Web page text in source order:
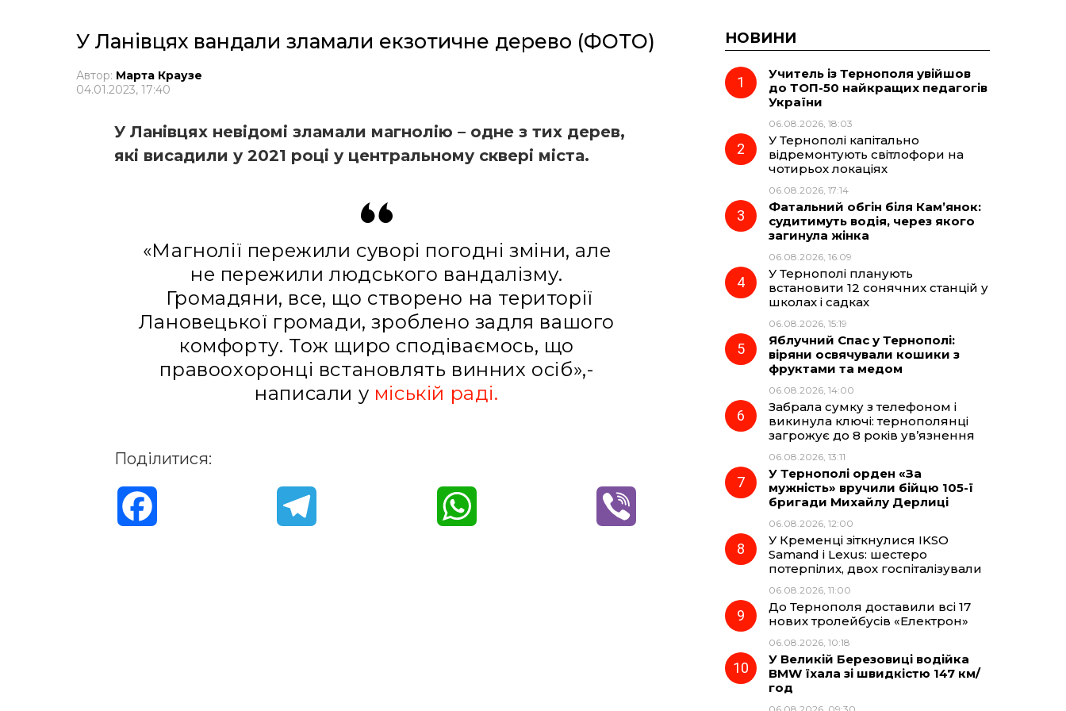
У Ланівцях вандали зламали екзотичне дерево (ФОТО)
Автор: Марта Краузе
04.01.2023, 17:40
У Ланівцях невідомі зламали магнолію – одне з тих дерев,
які висадили у 2021 році у центральному сквері міста.
«Магнолії пережили суворі погодні зміни, але
не пережили людського вандалізму.
Громадяни, все, що створено на території
Лановецької громади, зроблено задля вашого
комфорту. Тож щиро сподіваємось, що
правоохоронці встановлять винних осіб»,-
написали у міській раді.
Поділитися:
НОВИНИ
Учитель із Тернополя увійшов
до ТОП-50 найкращих педагогів
України
06.08.2026, 18:03
У Тернополі капітально
відремонтують світлофори на
чотирьох локаціях
06.08.2026, 17:14
Фатальний обгін біля Кам’янок:
судитимуть водія, через якого
загинула жінка
06.08.2026, 16:09
У Тернополі планують
встановити 12 сонячних станцій у
школах і садках
06.08.2026, 15:19
Яблучний Спас у Тернополі:
віряни освячували кошики з
фруктами та медом
06.08.2026, 14:00
Забрала сумку з телефоном і
викинула ключі: тернополянці
загрожує до 8 років ув’язнення
06.08.2026, 13:11
У Тернополі орден «За
мужність» вручили бійцю 105-ї
бригади Михайлу Дерлиці
06.08.2026, 12:00
У Кременці зіткнулися IKSO
Samand і Lexus: шестеро
потерпілих, двох госпіталізували
06.08.2026, 11:00
До Тернополя доставили всі 17
нових тролейбусів «Електрон»
06.08.2026, 10:18
У Великій Березовиці водійка
BMW їхала зі швидкістю 147 км/
год